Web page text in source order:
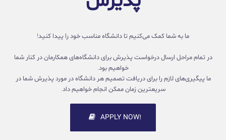
ما به شما کمک می‌کنیم تا دانشگاه مناسب خود را پیدا کنید!
در تمام مراحل ارسال درخواست پذیرش برای دانشگاه‌های همکارمان در کنار شما
خواهیم بود.
ما پیگیری‌های لازم را برای دریافت تصمیم هر دانشگاه در مورد پذیرش شما در
سریعترین زمان ممکن انجام خواهیم داد.
!APPLY NOW